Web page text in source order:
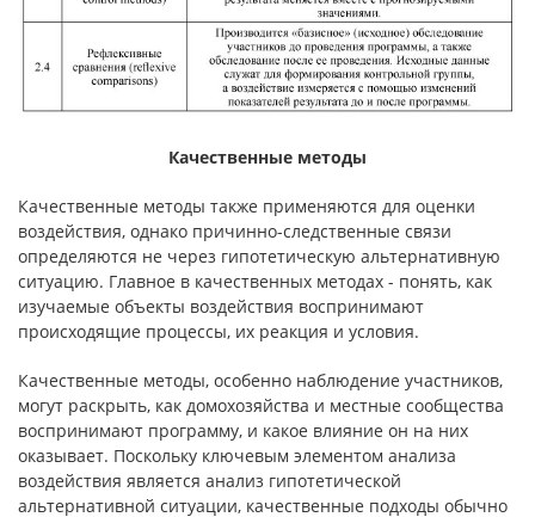
Качественные методы
Качественные методы также применяются для оценки
воздействия, однако причинно-следственные связи
определяются не через гипотетиче­скую альтернативную
ситуацию. Главное в качественных методах - по­нять, как
изучаемые объекты воздействия воспринимают
происходящие процессы, их реакция и условия.
Качественные методы, особенно наблюдение участников,
могут рас­крыть, как домохозяйства и местные сообщества
воспринимают програм­му, и какое влияние он на них
оказывает. Поскольку ключевым элементом анализа
воздействия является анализ гипотетической
альтернативной ситу­ации, качественные подходы обычно